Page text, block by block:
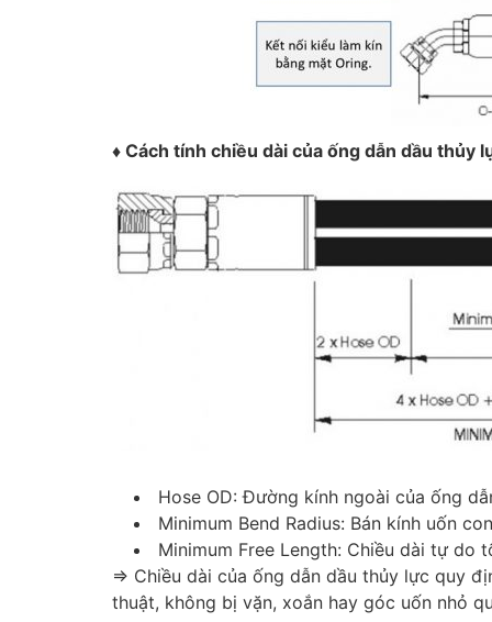
♦ Cách tính chiều dài của ống dẫn dầu thủy
Hose OD: Đường kính ngoài của ống
Minimum Bend Radius: Bán kính uốn
Minimum Free Length: Chiều dài tự do
=> Chiều dài của ống dẫn dầu thủy lực quy
thuật, không bị vặn, xoắn hay góc uốn nhỏ